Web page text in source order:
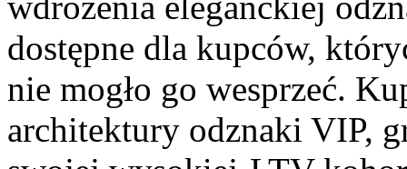
dostępne dla kupców,
nie mogło go wesprzeć.
architektury odznaki VIP,